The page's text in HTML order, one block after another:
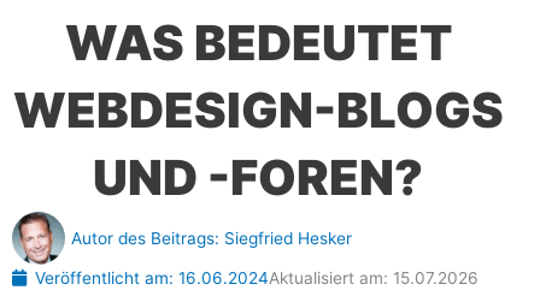
WAS BEDEUTET
WEBDESIGN-BLOGS
UND -FOREN?
Autor des Beitrags: Siegfried Hesker
Veröffentlicht am: 16.06.2024Aktualisiert am: 15.07.2026